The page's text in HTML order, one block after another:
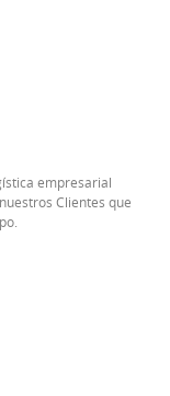
empresarial
Clientes que